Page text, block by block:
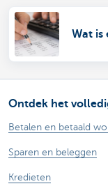
Wat is
Ontdek het
Betalen en betaald
Sparen en beleggen
Kredieten